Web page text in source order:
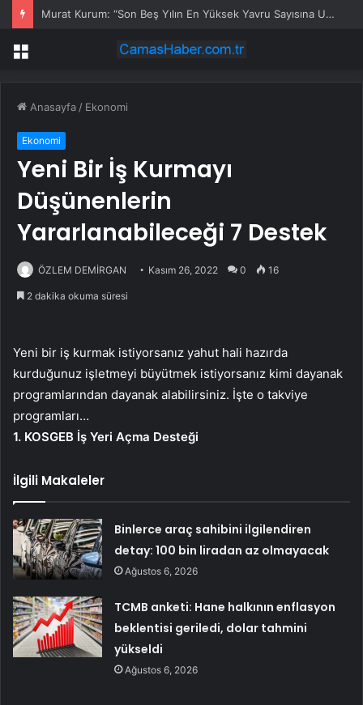
Yürürken tesadüfen görünce donakaldı: 6 tanesi iç içe duruyor
Menü
Anasayfa / Ekonomi
Ekonomi
Yeni Bir İş Kurmayı
Düşünenlerin
Yararlanabileceği 7 Destek
ÖZLEM DEMİRGAN Kasım 26, 2022 0 16
2 dakika okuma süresi
Yeni bir iş kurmak istiyorsanız yahut hali hazırda
kurduğunuz işletmeyi büyütmek istiyorsanız kimi dayanak
programlarından dayanak alabilirsiniz. İşte o takviye
programları…
1. KOSGEB İş Yeri Açma Desteği
İlgili Makaleler
Binlerce araç sahibini ilgilendiren
detay: 100 bin liradan az olmayacak
Ağustos 6, 2026
TCMB anketi: Hane halkının enflasyon
beklentisi geriledi, dolar tahmini
yükseldi
Ağustos 6, 2026